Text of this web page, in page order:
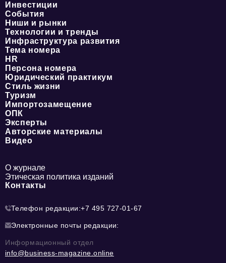
Инвестиции
События
Ниши и рынки
Технологии и тренды
Инфраструктура развития
Тема номера
HR
Персона номера
Юридический практикум
Стиль жизни
Туризм
Импортозамещение
ОПК
Эксперты
Авторские материалы
Видео
О журнале
Этическая политика изданий
Контакты
Телефон редакции:+7 495 727-01-67
Электронные почты редакции:
Информационный отдел
info@business-magazine.online